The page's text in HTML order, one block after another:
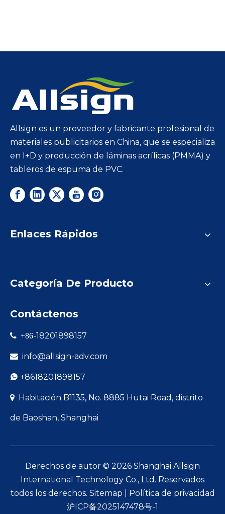
Allsign es un proveedor y fabricante profesional de
materiales publicitarios en China, que se especializa
en I+D y producción de láminas acrílicas (PMMA) y
tableros de espuma de PVC.
Enlaces Rápidos
Categoría De Producto
Contáctenos
 +86-18201898157
 info@allsign-adv.com
 +8618201898157
 Habitación B1135, No. 8885 Hutai Road, distrito
de Baoshan, Shanghai
Derechos de autor © 2026 Shanghai Allsign
International Technology Co., Ltd. Reservados
todos los derechos. Sitemap
Política de privacidad
沪ICP备2025147478号-1